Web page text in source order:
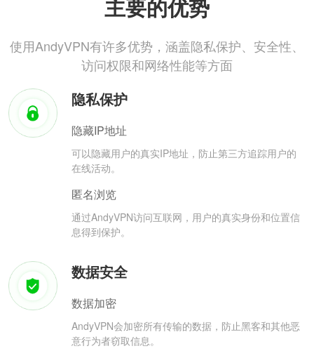
主要的优势
使用AndyVPN有许多优势，涵盖隐私保护、安全性、
访问权限和网络性能等方面
隐私保护
隐藏IP地址
可以隐藏用户的真实IP地址，防止第三方追踪用户的
在线活动。
匿名浏览
通过AndyVPN访问互联网，用户的真实身份和位置信
息得到保护。
数据安全
数据加密
AndyVPN会加密所有传输的数据，防止黑客和其他恶
意行为者窃取信息。